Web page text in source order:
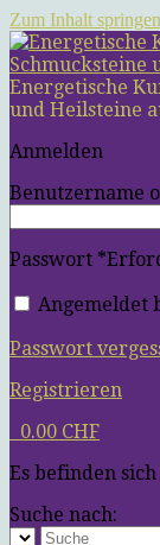
Zum Inhalt springen
Energetische
und Heilsteine
Anmelden
Benutzername
Passwort *
Angemeldet
Passwort
Registrieren
0.00 CHF
Es befinden
Suche nach: